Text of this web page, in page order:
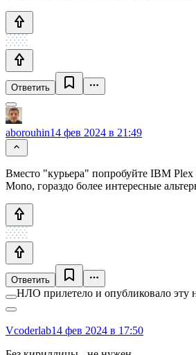
Ответить
aborouhin14 фев 2024 в 21:49
Вместо "курьера" попробуйте IBM
Mono, гораздо более интересные
Ответить
НЛО прилетело и опубликовало эту
Vcoderlab14 фев 2024 в 17:50